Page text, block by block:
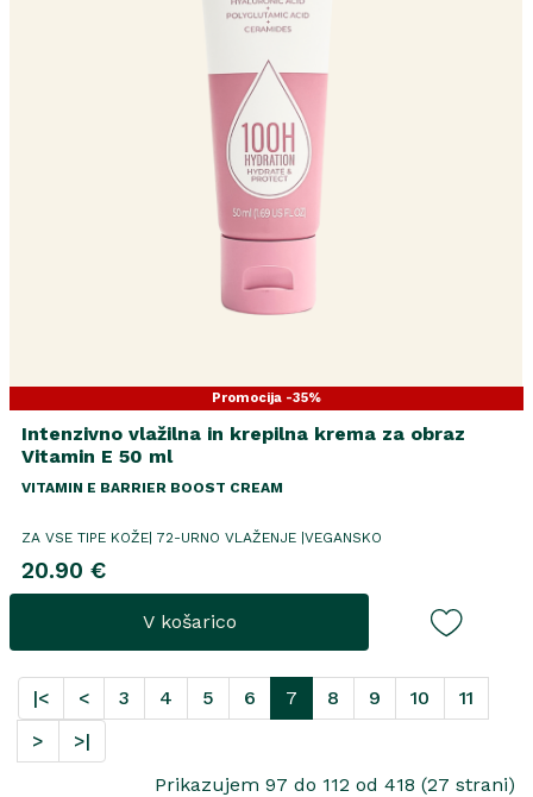
Promocija -35%
Intenzivno vlažilna in krepilna krema za obraz
Vitamin E 50 ml
VITAMIN E BARRIER BOOST CREAM
ZA VSE TIPE KOŽE| 72-URNO VLAŽENJE |VEGANSKO
20.90 €
V košarico
|< < 3 4 5 6 7 8 9 10
11
>
>|
Prikazujem 97 do 112 od 418 (27 strani)